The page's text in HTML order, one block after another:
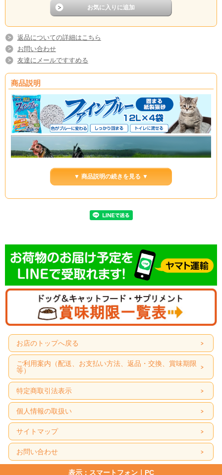
返品についての詳細はこちら
お問い合わせ
友達にメールですすめる
商品説明
▼ 商品説明の続きを見る ▼
お店のトップへ戻る
ご利用案内（配送、お支払い方法、返品・交換、賞味期限
等）
特定商取引法表示
個人情報の取扱い
サイトマップ
お問い合わせ
表示：スマートフォン｜ PC